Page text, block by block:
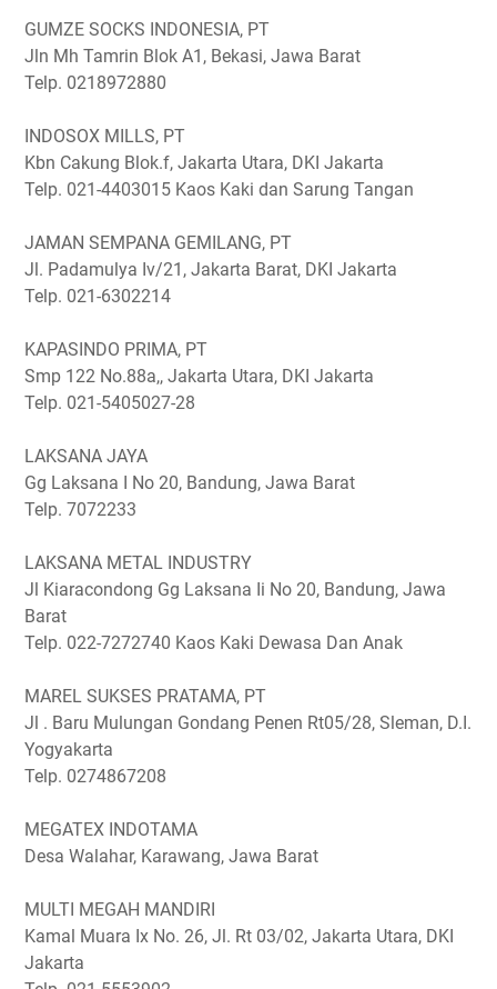
GUMZE SOCKS INDONESIA, PT
Jln Mh Tamrin Blok A1, Bekasi, Jawa Barat
Telp. 0218972880
INDOSOX MILLS, PT
Kbn Cakung Blok.f, Jakarta Utara, DKI Jakarta
Telp. 021-4403015 Kaos Kaki dan Sarung Tangan
JAMAN SEMPANA GEMILANG, PT
Jl. Padamulya Iv/21, Jakarta Barat, DKI Jakarta
Telp. 021-6302214
KAPASINDO PRIMA, PT
Smp 122 No.88a,, Jakarta Utara, DKI Jakarta
Telp. 021-5405027-28
LAKSANA JAYA
Gg Laksana I No 20, Bandung, Jawa Barat
Telp. 7072233
LAKSANA METAL INDUSTRY
Jl Kiaracondong Gg Laksana Ii No 20, Bandung, Jawa
Barat
Telp. 022-7272740 Kaos Kaki Dewasa Dan Anak
MAREL SUKSES PRATAMA, PT
Jl . Baru Mulungan Gondang Penen Rt05/28, Sleman, D.I.
Yogyakarta
Telp. 0274867208
MEGATEX INDOTAMA
Desa Walahar, Karawang, Jawa Barat
MULTI MEGAH MANDIRI
Kamal Muara Ix No. 26, Jl. Rt 03/02, Jakarta Utara, DKI
Jakarta